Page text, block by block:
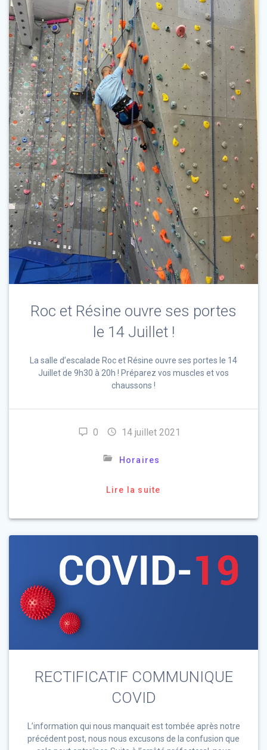
Roc et Résine ouvre ses portes
le 14 Juillet !
La salle d’escalade Roc et Résine ouvre ses portes le 14
Juillet de 9h30 à 20h ! Préparez vos muscles et vos
chaussons !
0 14 juillet 2021
Horaires
Lire la suite
RECTIFICATIF COMMUNIQUE
COVID
L’information qui nous manquait est tombée après notre
précédent post, nous nous excusons de la confusion que